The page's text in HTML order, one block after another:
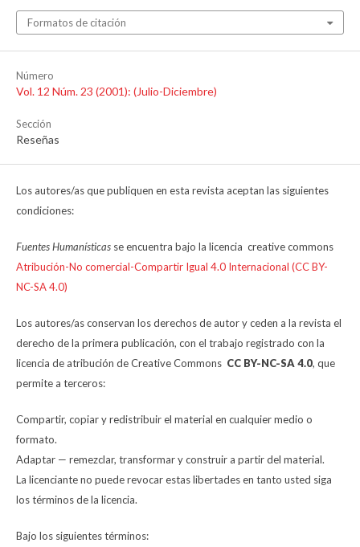
Formatos de citación
Número
Vol. 12 Núm. 23 (2001): (Julio-Diciembre)
Sección
Reseñas
Los autores/as que publiquen en esta revista aceptan las siguientes
condiciones:
Fuentes Humanísticas se encuentra bajo la licencia creative commons
Atribución-No comercial-Compartir Igual 4.0 Internacional (CC BY-
NC-SA 4.0)
Los autores/as conservan los derechos de autor y ceden a la revista el
derecho de la primera publicación, con el trabajo registrado con la
licencia de atribución de Creative Commons CC BY-NC-SA 4.0, que
permite a terceros:
Compartir, copiar y redistribuir el material en cualquier medio o
formato.
Adaptar — remezclar, transformar y construir a partir del material.
La licenciante no puede revocar estas libertades en tanto usted siga
los términos de la licencia.
Bajo los siguientes términos: